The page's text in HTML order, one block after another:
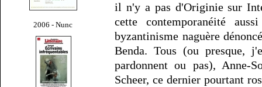
2006 - Nunc
il n'y a pas d'Originie sur
cette contemporanéité
byzantinisme naguère
Benda. Tous (ou presque,
pardonnent ou pas), Anne-
Scheer, ce dernier pourtant